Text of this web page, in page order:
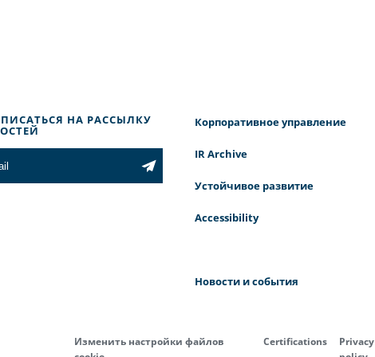
НА РАССЫЛКУ Корпоративное управление
IR Archive
Устойчивое развитие
Accessibility
Новости и события
Изменить настройки файлов
Certifications
Privacy